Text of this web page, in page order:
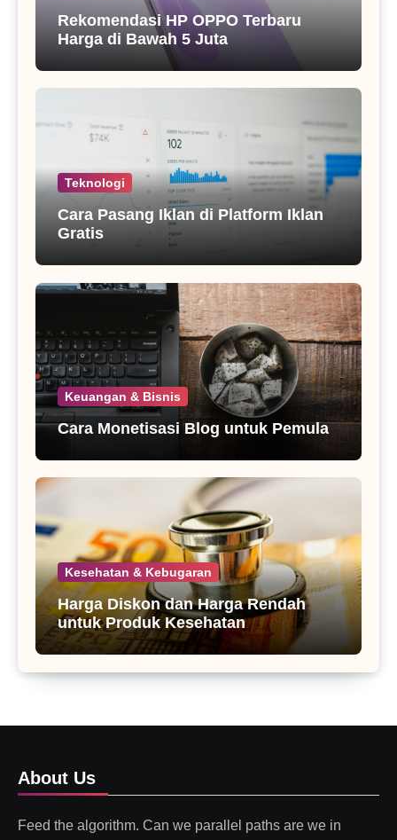
Rekomendasi HP OPPO Terbaru
Harga di Bawah 5 Juta
Teknologi
Cara Pasang Iklan di Platform Iklan
Gratis
Keuangan & Bisnis
Cara Monetisasi Blog untuk Pemula
Kesehatan & Kebugaran
Harga Diskon dan Harga Rendah
untuk Produk Kesehatan
About Us
Feed the algorithm. Can we parallel paths are we in